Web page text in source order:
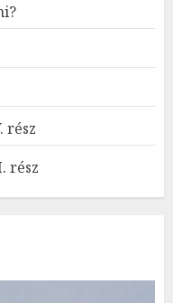
rész
rész